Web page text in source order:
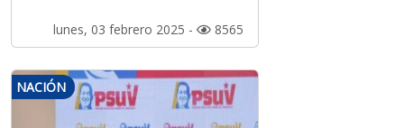
lunes, 03 febrero 2025 - 8565
NACIÓN